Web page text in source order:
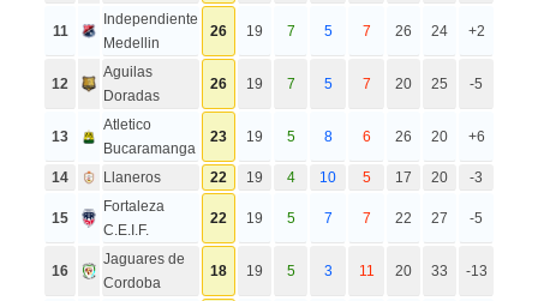
11
Independiente
Medellin
26 19 7 5 7 26 24 +2
12
Aguilas
Doradas
26 19 7 5 7 20 25 -5
13
Atletico
Bucaramanga
23 19 5 8 6 26 20 +6
14 Llaneros 22 19 4 10 5 17 20 -3
15
Fortaleza
C.E.I.F.
22 19 5 7 7 22 27 -5
16
Jaguares de
Cordoba
18 19 5 3 11 20 33 -13